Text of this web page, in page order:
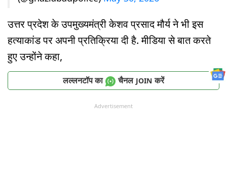
उत्तर प्रदेश के उपमुख्यमंत्री केशव प्रसाद मौर्य ने भी इस
हत्याकांड पर अपनी प्रतिक्रिया दी है. मीडिया से बात करते
हुए उन्होंने कहा,
लल्लनटॉप का चैनल JOIN करें
Advertisement